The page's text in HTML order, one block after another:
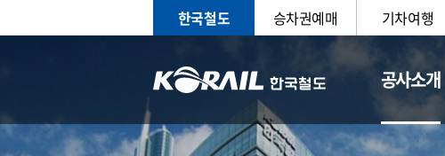
한국철도 승차권예매 기차여행
공사소개